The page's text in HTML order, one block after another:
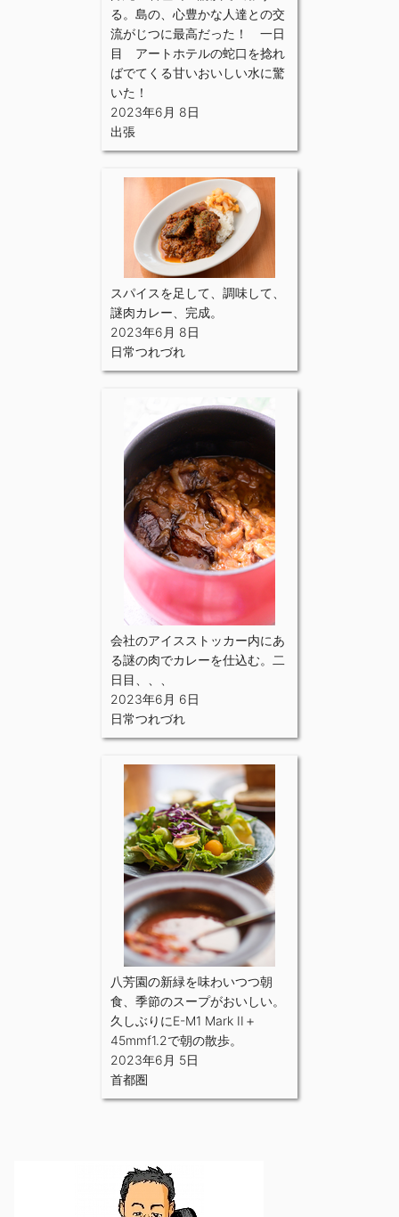
る。島の、心豊かな人達との交
流がじつに最高だった！ 一日
目 アートホテルの蛇口を捻れ
ばでてくる甘いおいしい水に驚
いた！
2023年6月 8日
出張
スパイスを足して、調味して、
謎肉カレー、完成。
2023年6月 8日
日常つれづれ
会社のアイスストッカー内にあ
る謎の肉でカレーを仕込む。二
日目、、、
2023年6月 6日
日常つれづれ
八芳園の新緑を味わいつつ朝
食、季節のスープがおいしい。
久しぶりにE-M1 Mark II＋
45mmf1.2で朝の散歩。
2023年6月 5日
首都圏